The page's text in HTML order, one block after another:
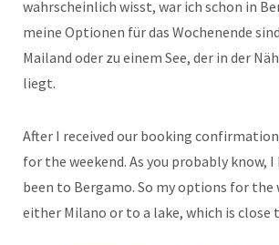
wahrscheinlich wisst, war ich schon in
meine Optionen für das Wochenende
Mailand oder zu einem See, der in der
liegt.
After I received our booking
for the weekend. As you probably know, I
been to Bergamo. So my options for the
either Milano or to a lake, which is